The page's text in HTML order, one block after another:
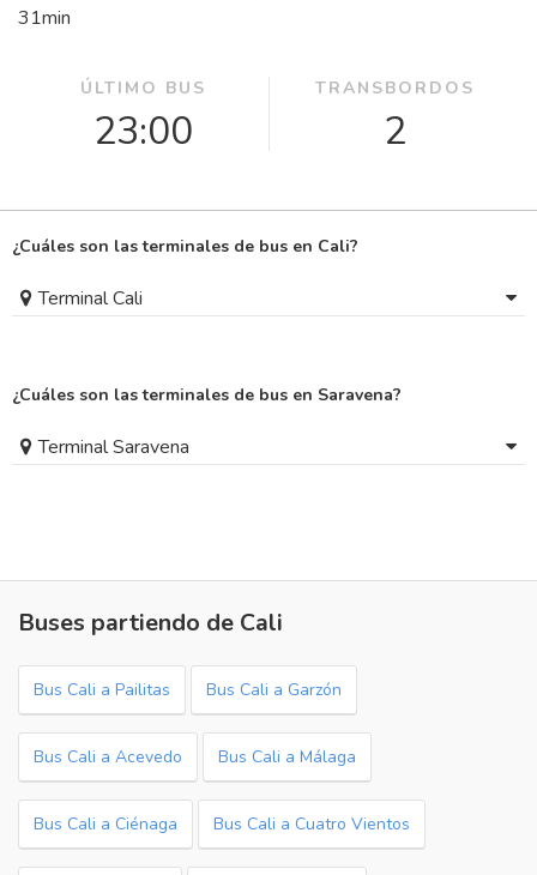
31min
ÚLTIMO BUS
23:00
TRANSBORDOS
2
¿Cuáles son las terminales de bus en Cali?
Terminal Cali
¿Cuáles son las terminales de bus en Saravena?
Terminal Saravena
Buses partiendo de Cali
Bus Cali a Pailitas Bus Cali a Garzón
Bus Cali a Acevedo Bus Cali a Málaga
Bus Cali a Ciénaga Bus Cali a Cuatro Vientos